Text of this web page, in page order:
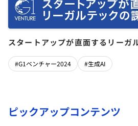
スタートアップが直面するリーガ
#G1ベンチャー2024 #生成AI
ピックアップコンテンツ